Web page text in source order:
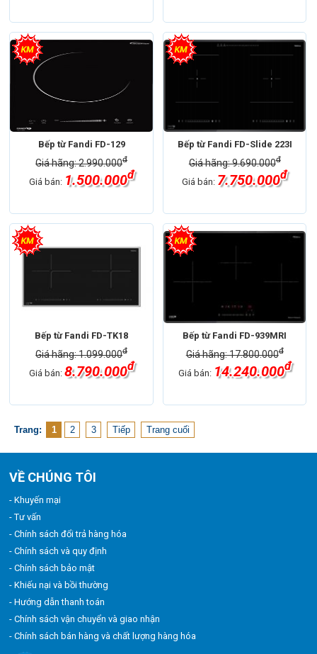
Bếp từ Fandi FD-129
Giá hãng: 2.990.000đ
Giá bán: 1.500.000đ
Bếp từ Fandi FD-Slide 223I
Giá hãng: 9.690.000đ
Giá bán: 7.750.000đ
Bếp từ Fandi FD-TK18
Giá hãng: 1.099.000đ
Giá bán: 8.790.000đ
Bếp từ Fandi FD-939MRI
Giá hãng: 17.800.000đ
Giá bán: 14.240.000đ
Trang: 1 2 3 Tiếp Trang cuối
VỀ CHÚNG TÔI
- Khuyến mại
- Tư vấn
- Chính sách đổi trả hàng hóa
- Chính sách và quy định
- Chính sách bảo mật
- Khiếu nại và bồi thường
- Hướng dẫn thanh toán
- Chính sách vận chuyển và giao nhận
- Chính sách bán hàng và chất lượng hàng hóa